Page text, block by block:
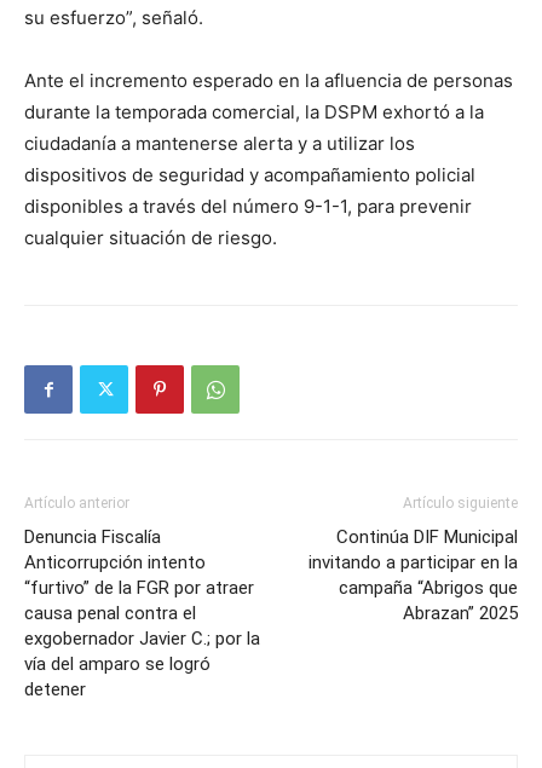
su esfuerzo”, señaló.
Ante el incremento esperado en la afluencia de personas
durante la temporada comercial, la DSPM exhortó a la
ciudadanía a mantenerse alerta y a utilizar los
dispositivos de seguridad y acompañamiento policial
disponibles a través del número 9-1-1, para prevenir
cualquier situación de riesgo.
Artículo anterior
Denuncia Fiscalía
Anticorrupción intento
“furtivo” de la FGR por atraer
causa penal contra el
exgobernador Javier C.; por la
vía del amparo se logró
detener
Artículo siguiente
Continúa DIF Municipal
invitando a participar en la
campaña “Abrigos que
Abrazan” 2025